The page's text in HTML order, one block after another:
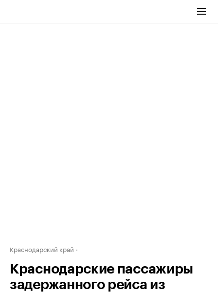
Краснодарский край
Краснодарские пассажиры
задержанного рейса из